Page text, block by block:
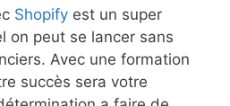
Shopify est un super
on peut se lancer sans
Avec une formation
succès sera votre